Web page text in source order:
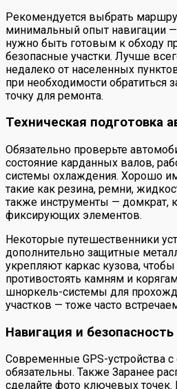
Рекомендуется выбрать
минимальный опыт навигации
нужно быть готовым к обходу
безопасные участки. Лучше
недалеко от населенных
при необходимости обратиться
точку для ремонта.
Техническая подготовка
Обязательно проверьте
состояние карданных валов,
системы охлаждения. Хорошо
такие как резина, ремни,
также инструменты — домкрат,
фиксирующих элементов.
Некоторые путешественники
дополнительно защитные
укрепляют каркас кузова,
противостоять камням и
шноркель-системы для
участков — тоже часто
Навигация и безопасность
Современные GPS-устройства
обязательны. Также Заранее
сделайте фото ключевых